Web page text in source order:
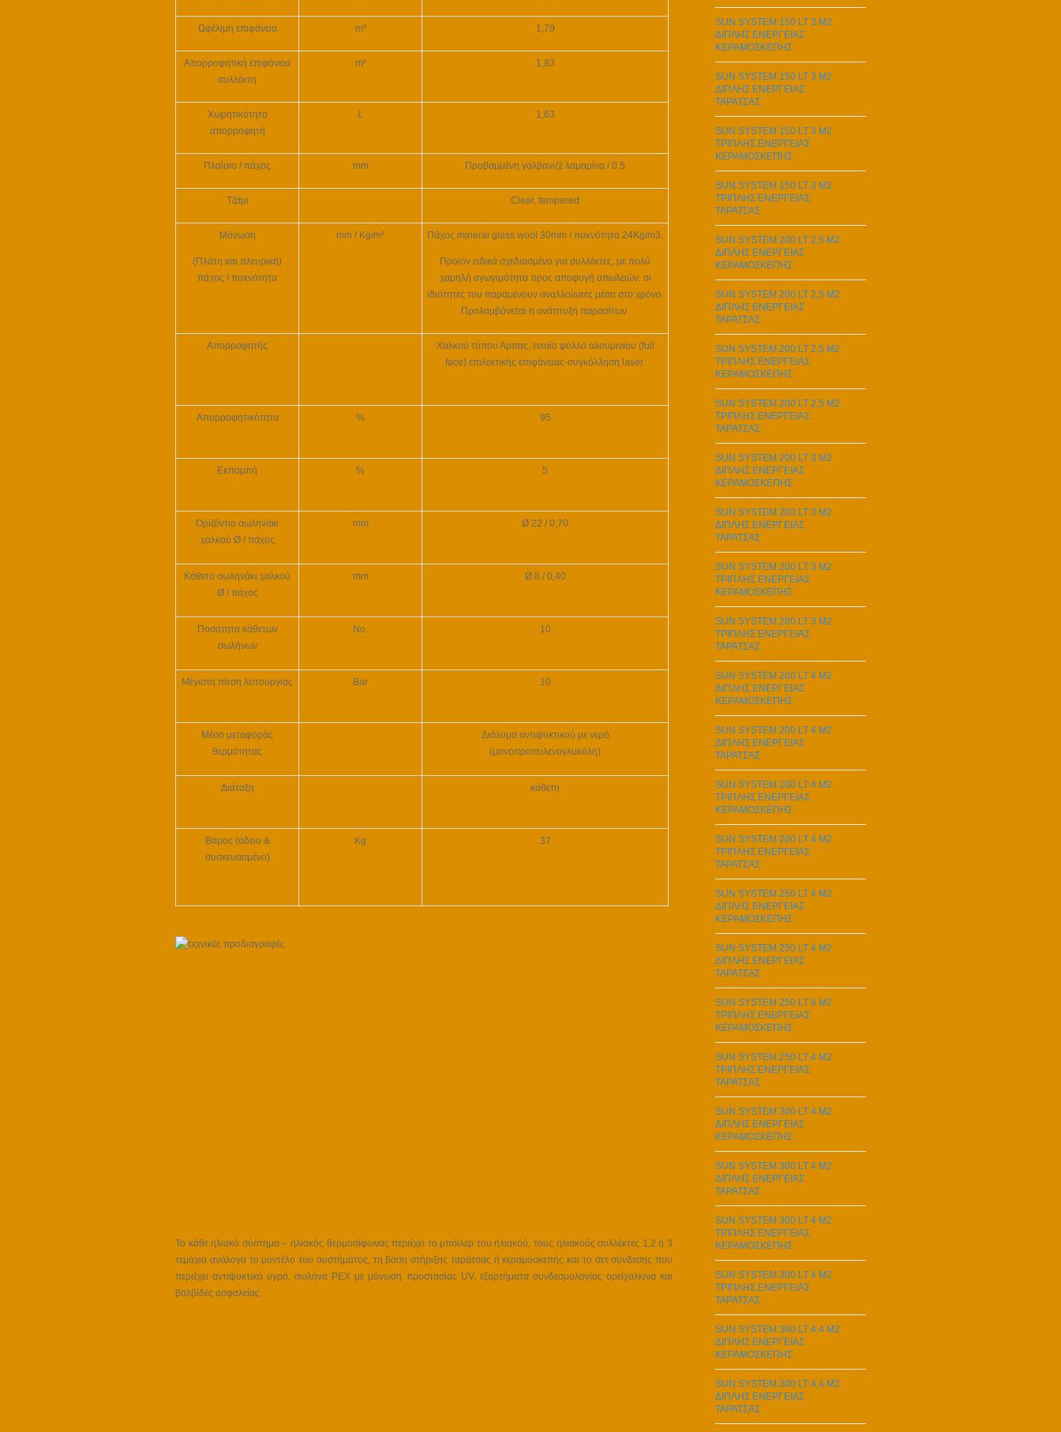
Ωφέλιμη επιφάνεια m² 1,79
Απορροφητική επιφάνεια
συλλέκτη
m² 1,83
Χωρητικότητα
απορροφητή
L 1,63
Πλαίσιο / πάχος mm Προβαμμένη γαλβανιζέ λαμαρίνα / 0,5
Τζάμι Clear, tempered
Μόνωση
(Πλάτη και πλευρική)
πάχος / πυκνότητα
mm / Kg/m² Πάχος mineral glass wool 30mm / πυκνότητα 24Kg/m3.
Προϊόν ειδικά σχεδιασμένο για συλλέκτες, με πολύ
χαμηλή αγωγιμότητα προς αποφυγή απωλειών. οι
ιδιότητες του παραμένουν αναλλοίωτες μέσα στο χρόνο.
Προλαμβάνεται η ανάπτυξη παρασίτων.
Απορροφητής Χαλκού τύπου Άρπας, ενιαίο φύλλο αλουμινίου (full
face) επιλεκτικής επιφάνειας-συγκόλληση laser.
Απορροφητικότητα % 95
Εκπομπή % 5
Οριζόντιο σωληνάκι
χαλκού Ø / πάχος
mm Ø 22 / 0,70
Κάθετο σωληνάκι χαλκού
Ø / πάχος
mm Ø 8 / 0,40
Ποσότητα κάθετων
σωλήνων
No. 10
Μέγιστη πίεση λειτουργίας Bar 10
Μέσο μεταφοράς
θερμότητας
Διάλυμα αντιψυκτικού με νερό
(μονοπροπυλενογλυκόλη)
Διάταξη κάθετη
Βάρος (άδειο &
συσκευασμένο)
Kg 37
Το κάθε ηλιακό σύστημα – ηλιακός θερμοσίφωνας περιέχει το μπόιλερ του ηλιακού, τους ηλιακούς συλλέκτες 1,2 ή 3
τεμάχια ανάλογα το μοντέλο του συστήματος, τη βάση στήριξης ταράτσας ή κεραμοσκεπής και το σετ σύνδεσης που
περιέχει αντιψυκτικό υγρό, σωλήνα PEX με μόνωση προστασίας UV, εξαρτήματα συνδεσμολογίας ορείχαλκινα και
βαλβίδες ασφαλείας.
SUN SYSTEM 150 LT 3 M2
ΔΙΠΛΗΣ ΕΝΕΡΓΕΙΑΣ
ΚΕΡΑΜΟΣΚΕΠΗΣ
SUN SYSTEM 150 LT 3 M2
ΔΙΠΛΗΣ ΕΝΕΡΓΕΙΑΣ
ΤΑΡΑΤΣΑΣ
SUN SYSTEM 150 LT 3 M2
ΤΡΙΠΛΗΣ ΕΝΕΡΓΕΙΑΣ
ΚΕΡΑΜΟΣΚΕΠΗΣ
SUN SYSTEM 150 LT 3 M2
ΤΡΙΠΛΗΣ ΕΝΕΡΓΕΙΑΣ
ΤΑΡΑΤΣΑΣ
SUN SYSTEM 200 LT 2,5 M2
ΔΙΠΛΗΣ ΕΝΕΡΓΕΙΑΣ
ΚΕΡΑΜΟΣΚΕΠΗΣ
SUN SYSTEM 200 LT 2,5 M2
ΔΙΠΛΗΣ ΕΝΕΡΓΕΙΑΣ
ΤΑΡΑΤΣΑΣ
SUN SYSTEM 200 LT 2,5 M2
ΤΡΙΠΛΗΣ ΕΝΕΡΓΕΙΑΣ
ΚΕΡΑΜΟΣΚΕΠΗΣ
SUN SYSTEM 200 LT 2,5 M2
ΤΡΙΠΛΗΣ ΕΝΕΡΓΕΙΑΣ
ΤΑΡΑΤΣΑΣ
SUN SYSTEM 200 LT 3 M2
ΔΙΠΛΗΣ ΕΝΕΡΓΕΙΑΣ
ΚΕΡΑΜΟΣΚΕΠΗΣ
SUN SYSTEM 200 LT 3 M2
ΔΙΠΛΗΣ ΕΝΕΡΓΕΙΑΣ
ΤΑΡΑΤΣΑΣ
SUN SYSTEM 200 LT 3 M2
ΤΡΙΠΛΗΣ ΕΝΕΡΓΕΙΑΣ
ΚΕΡΑΜΟΣΚΕΠΗΣ
SUN SYSTEM 200 LT 3 M2
ΤΡΙΠΛΗΣ ΕΝΕΡΓΕΙΑΣ
ΤΑΡΑΤΣΑΣ
SUN SYSTEM 200 LT 4 M2
ΔΙΠΛΗΣ ΕΝΕΡΓΕΙΑΣ
ΚΕΡΑΜΟΣΚΕΠΗΣ
SUN SYSTEM 200 LT 4 M2
ΔΙΠΛΗΣ ΕΝΕΡΓΕΙΑΣ
ΤΑΡΑΤΣΑΣ
SUN SYSTEM 200 LT 4 M2
ΤΡΙΠΛΗΣ ΕΝΕΡΓΕΙΑΣ
ΚΕΡΑΜΟΣΚΕΠΗΣ
SUN SYSTEM 200 LT 4 M2
ΤΡΙΠΛΗΣ ΕΝΕΡΓΕΙΑΣ
ΤΑΡΑΤΣΑΣ
SUN SYSTEM 250 LT 4 M2
ΔΙΠΛΗΣ ΕΝΕΡΓΕΙΑΣ
ΚΕΡΑΜΟΣΚΕΠΗΣ
SUN SYSTEM 250 LT 4 M2
ΔΙΠΛΗΣ ΕΝΕΡΓΕΙΑΣ
ΤΑΡΑΤΣΑΣ
SUN SYSTEM 250 LT 4 M2
ΤΡΙΠΛΗΣ ΕΝΕΡΓΕΙΑΣ
ΚΕΡΑΜΟΣΚΕΠΗΣ
SUN SYSTEM 250 LT 4 M2
ΤΡΙΠΛΗΣ ΕΝΕΡΓΕΙΑΣ
ΤΑΡΑΤΣΑΣ
SUN SYSTEM 300 LT 4 M2
ΔΙΠΛΗΣ ΕΝΕΡΓΕΙΑΣ
ΚΕΡΑΜΟΣΚΕΠΗΣ
SUN SYSTEM 300 LT 4 M2
ΔΙΠΛΗΣ ΕΝΕΡΓΕΙΑΣ
ΤΑΡΑΤΣΑΣ
SUN SYSTEM 300 LT 4 M2
ΤΡΙΠΛΗΣ ΕΝΕΡΓΕΙΑΣ
ΚΕΡΑΜΟΣΚΕΠΗΣ
SUN SYSTEM 300 LT 4 M2
ΤΡΙΠΛΗΣ ΕΝΕΡΓΕΙΑΣ
ΤΑΡΑΤΣΑΣ
SUN SYSTEM 300 LT 4,4 M2
ΔΙΠΛΗΣ ΕΝΕΡΓΕΙΑΣ
ΚΕΡΑΜΟΣΚΕΠΗΣ
SUN SYSTEM 300 LT 4,4 M2
ΔΙΠΛΗΣ ΕΝΕΡΓΕΙΑΣ
ΤΑΡΑΤΣΑΣ